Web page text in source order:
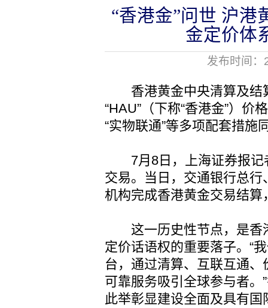
“香港金”问世 沪港
金定价体
发布时间
香港黄金中央清算及结
“HAU”（下称“香港金”）
“实物联通”等多项配套措施
7月8日，上海证券报记
交易。当日，交通银行总
机构完成香港黄金交易结
这一历史性节点，是香
定价话语权的重要落子。“
台，通过清算、互联互通
可靠服务吸引全球参与者。
此举彰显建设全面及具有